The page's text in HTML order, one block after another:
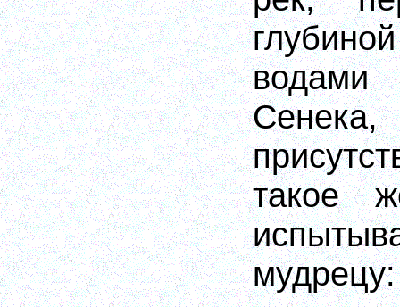
водами
такое
мудрецу: